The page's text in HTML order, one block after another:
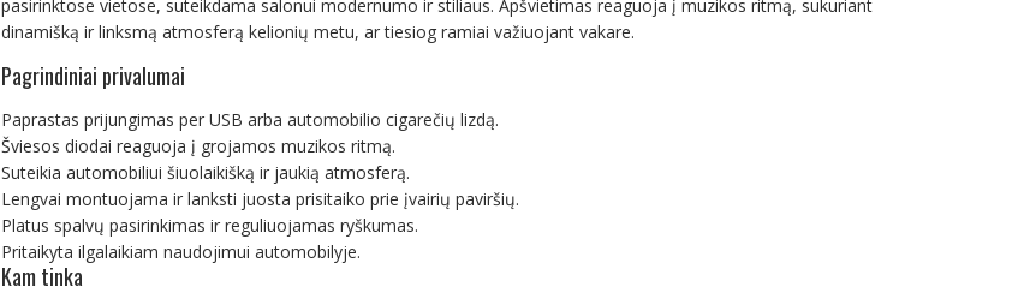
pasirinktose vietose, suteikdama salonui modernumo ir stiliaus. Apšvietimas reaguoja į muzikos ritmą, sukuriant
dinamišką ir linksmą atmosferą kelionių metu, ar tiesiog ramiai važiuojant vakare.
Pagrindiniai privalumai
Paprastas prijungimas per USB arba automobilio cigarečių lizdą.
Šviesos diodai reaguoja į grojamos muzikos ritmą.
Suteikia automobiliui šiuolaikišką ir jaukią atmosferą.
Lengvai montuojama ir lanksti juosta prisitaiko prie įvairių paviršių.
Platus spalvų pasirinkimas ir reguliuojamas ryškumas.
Pritaikyta ilgalaikiam naudojimui automobilyje.
Kam tinka